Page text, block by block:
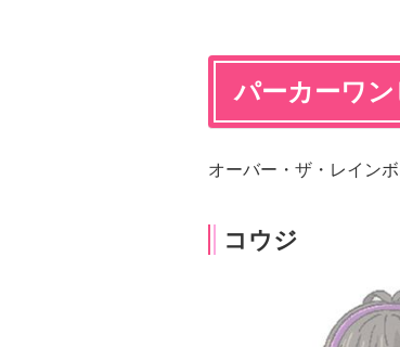
パーカーワン
オーバー・ザ・レイン
コウジ